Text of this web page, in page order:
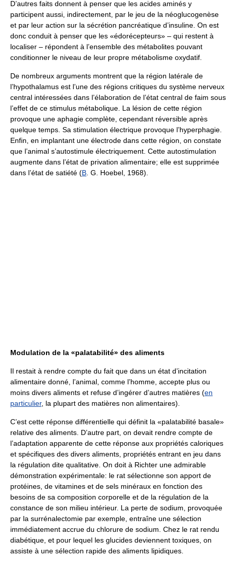
D’autres faits donnent à penser que les acides aminés y
participent aussi, indirectement, par le jeu de la néoglucogenèse
et par leur action sur la sécrétion pancréatique d’insuline. On est
donc conduit à penser que les «édorécepteurs» – qui restent à
localiser – répondent à l’ensemble des métabolites pouvant
conditionner le niveau de leur propre métabolisme oxydatif.
De nombreux arguments montrent que la région latérale de
l’hypothalamus est l’une des régions critiques du système nerveux
central intéressées dans l’élaboration de l’état central de faim sous
l’effet de ce stimulus métabolique. La lésion de cette région
provoque une aphagie complète, cependant réversible après
quelque temps. Sa stimulation électrique provoque l’hyperphagie.
Enfin, en implantant une électrode dans cette région, on constate
que l’animal s’autostimule électriquement. Cette autostimulation
augmente dans l’état de privation alimentaire; elle est supprimée
dans l’état de satiété (B . G. Hoebel, 1968).
Modulation de la «palatabilité» des aliments
Il restait à rendre compte du fait que dans un état d’incitation
alimentaire donné, l’animal, comme l’homme, accepte plus ou
moins divers aliments et refuse d’ingérer d’autres matières (en
particulier, la plupart des matières non alimentaires).
C’est cette réponse différentielle qui définit la «palatabilité basale»
relative des aliments. D’autre part, on devait rendre compte de
l’adaptation apparente de cette réponse aux propriétés caloriques
et spécifiques des divers aliments, propriétés entrant en jeu dans
la régulation dite qualitative. On doit à Richter une admirable
démonstration expérimentale: le rat sélectionne son apport de
protéines, de vitamines et de sels minéraux en fonction des
besoins de sa composition corporelle et de la régulation de la
constance de son milieu intérieur. La perte de sodium, provoquée
par la surrénalectomie par exemple, entraîne une sélection
immédiatement accrue du chlorure de sodium. Chez le rat rendu
diabétique, et pour lequel les glucides deviennent toxiques, on
assiste à une sélection rapide des aliments lipidiques.